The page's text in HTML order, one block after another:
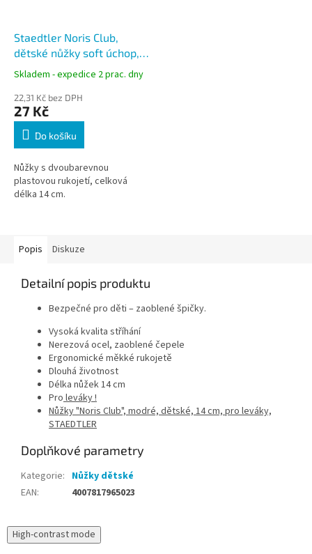
Staedtler Noris Club,
dětské nůžky soft úchop,
délka 14 cm
Skladem - expedice 2 prac. dny
22,31 Kč bez DPH
27 Kč
Do košíku
Nůžky s dvoubarevnou
plastovou rukojetí, celková
délka 14 cm.
Popis Diskuze
Detailní popis produktu
Bezpečné pro děti – zaoblené špičky.
Vysoká kvalita stříhání
Nerezová ocel, zaoblené čepele
Ergonomické měkké rukojetě
Dlouhá životnost
Délka nůžek 14 cm
Pro leváky !
Nůžky "Noris Club", modré, dětské, 14 cm, pro leváky,
STAEDTLER
Doplňkové parametry
Kategorie: Nůžky dětské
EAN: 4007817965023
High-contrast mode